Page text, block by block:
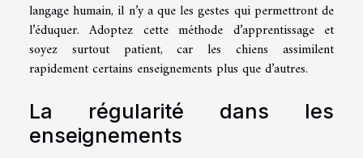
langage humain, il n’y a que les gestes qui permettront de
l’éduquer. Adoptez cette méthode d’apprentissage et
soyez surtout patient, car les chiens assimilent
rapidement certains enseignements plus que d’autres.
La régularité dans les
enseignements